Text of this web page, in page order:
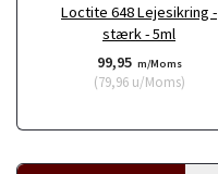
Loctite 648 Lejesikring -
stærk - 5ml
99,95 m/Moms
(79,96u/Moms)